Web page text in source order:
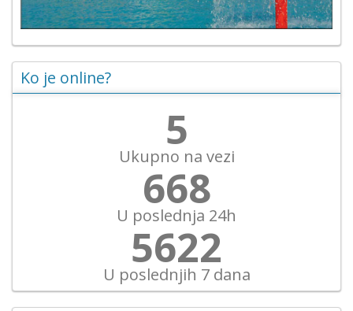
Ko je online?
6
Ukupno na vezi
771
U poslednja 24h
6487
U poslednjih 7 dana